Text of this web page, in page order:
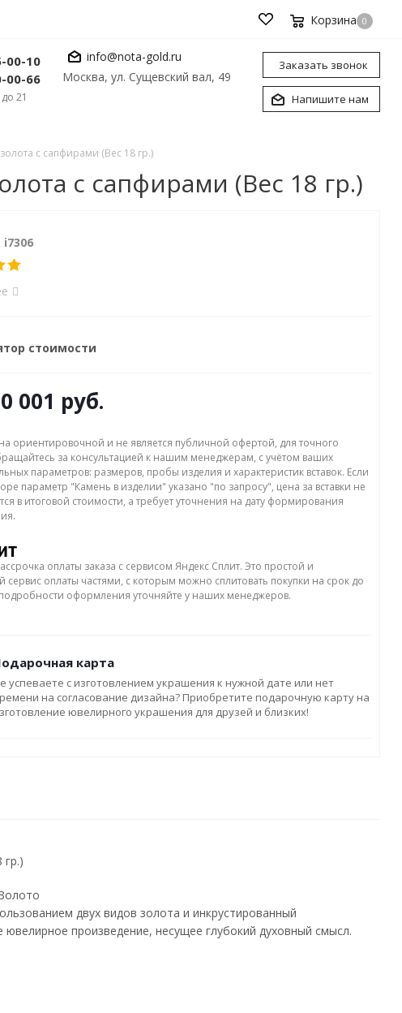
Корзина 0
00-10
00-66
21
info@nota-gold.ru
Москва, ул. Сущевский вал, 49
Заказать звонок
Напишите нам
с сапфирами (Вес 18 гр.)
с сапфирами (Вес 18 гр.)
стоимости
001 руб.
ориентировочной и не является публичной офертой, для точного
за консультацией к нашим менеджерам, с учётом ваших
параметров: размеров, пробы изделия и характеристик вставок. Если
параметр "Камень в изделии" указано "по запросу", цена за вставки не
в итоговой стоимости, а требует уточнения на дату формирования
оплаты заказа с сервисом Яндекс Сплит. Это простой и
сервис оплаты частями, с которым можно сплитовать покупки на срок до
оформления уточняйте у наших менеджеров.
карта
успеваете с изготовлением украшения к нужной дате или нет
на согласование дизайна? Приобретите подарочную карту на
ювелирного украшения для друзей и близких!
двух видов золота и инкрустированный
произведение, несущее глубокий духовный смысл.